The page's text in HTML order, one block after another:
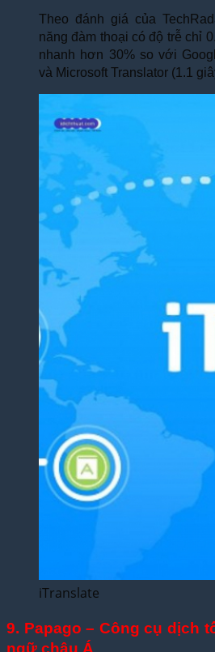
Theo đánh giá của
năng đàm thoại có độ trễ chỉ
nhanh hơn 30% so với
và Microsoft Translator (1.1
iTranslate
9. Papago – Công cụ dịch
ngữ châu Á